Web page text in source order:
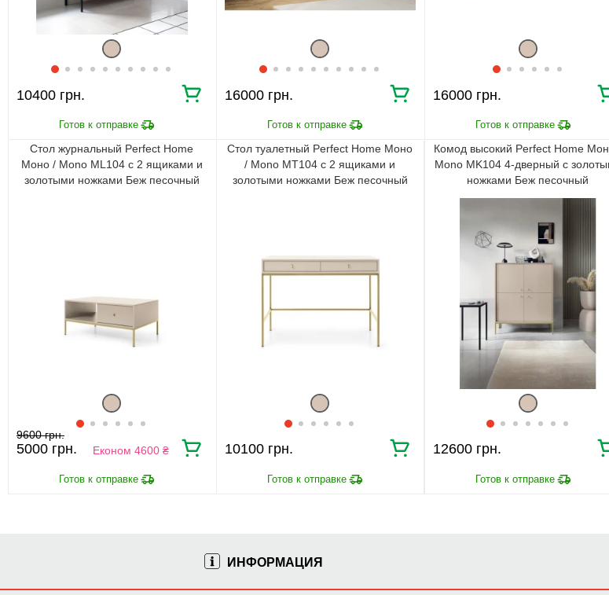
10400 грн. 16000 грн. 16000 грн.
Стол журнальный Perfect Home
Моно / Mono ML104 с 2 ящиками и
золотыми ножками Беж песочный
9600 грн.
5000 грн. Економ 4600 ₴
Стол туалетный Perfect Home Моно
/ Mono MT104 с 2 ящиками и
золотыми ножками Беж песочный
10100 грн.
Комод высокий Perfect Home
Mono MK104 4-дверный с
ножками Беж песочный
12600 грн.
ИНФОРМАЦИЯ